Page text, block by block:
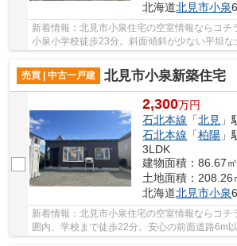
北海道北見市小泉
新着情報：北見市小泉住宅の空室情報ならコチ
小泉小学校徒歩23分。斜面傾斜が少ない平坦
売買 | 中古一戸建
北見市小泉新築住宅
2,300万円
石北本線 「北見 」
石北本線 「柏陽 」
3LDK
建物面積：86.67
土地面積：208.26
北海道北見市小泉
新着情報：北見市小泉住宅の空室情報ならコチ
囲内、学校まで徒歩22分。安心の前面道路6m